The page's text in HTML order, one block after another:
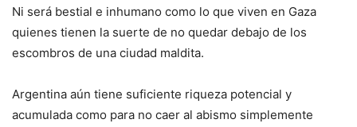
Ni será bestial e inhumano como lo que viven en Gaza
quienes tienen la suerte de no quedar debajo de los
escombros de una ciudad maldita.
Argentina aún tiene suficiente riqueza potencial y
acumulada como para no caer al abismo simplemente